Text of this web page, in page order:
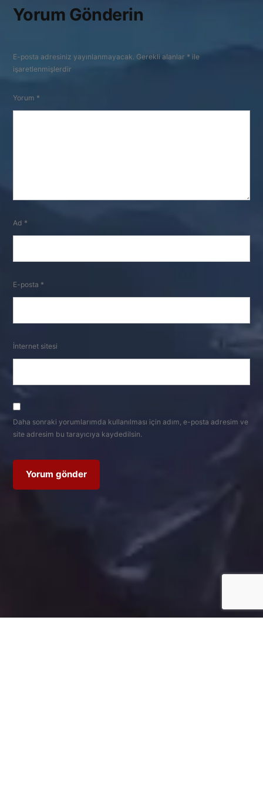
Yorum Gönderin
E-posta adresiniz yayınlanmayacak. Gerekli alanlar * ile
işaretlenmişlerdir
Yorum *
Ad *
E-posta *
İnternet sitesi
Daha sonraki yorumlarımda kullanılması için adım, e-posta adresim ve
site adresim bu tarayıcıya kaydedilsin.